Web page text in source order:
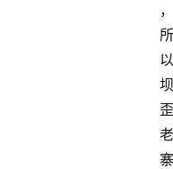
，
所
以
坝
歪
老
寨